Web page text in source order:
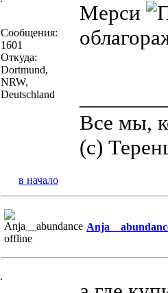
Сообщения:
1601
Откуда:
Dortmund,
NRW,
Deutschland
Мерси
Все мы,
(c)
в начало